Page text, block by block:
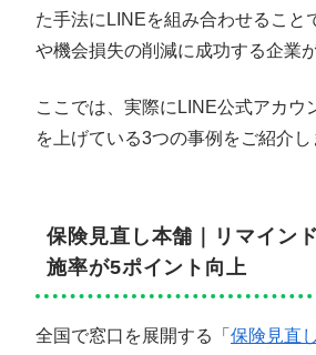
た手法にLINEを組み合わせること
や機会損失の削減に成功する企業
ここでは、実際にLINE公式アカウ
を上げている3つの事例をご紹介し
保険見直し本舗｜リマイン
施率が5ポイント向上
全国で窓口を展開する「 保険見直